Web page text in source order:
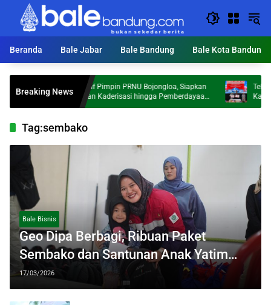
Langsung
konten
Beranda
Bale Jabar Bale Bandung Bale Kota Bandung
Breaking News
Abdul Latif Pimpin PRNU Bojongloa, Siapkan
Penguatan Kaderisasi hingga Pemberdayaan
Ekonomi Umat
Telkom
Kabupaten
Ekonomi
Tag:sembako
Bale Bisnis
Geo Dipa Berbagi, Ribuan Paket
Sembako dan Santunan Anak Yatim
Disalurkan di 3 Desa
17/03/2026